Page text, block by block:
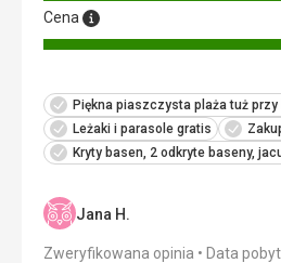
Cena
Piękna piaszczysta plaża tuż przy
Leżaki i parasole gratis
Kryty basen, 2 odkryte baseny,
Jana H.
Zweryfikowana opinia Data